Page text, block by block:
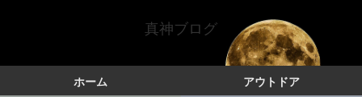
真神ブログ
ホーム アウトドア